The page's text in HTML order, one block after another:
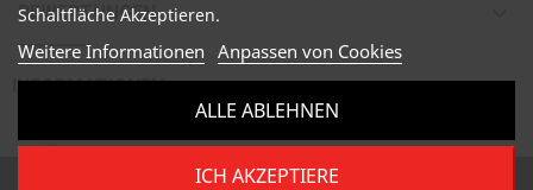
BEWERTUNGEN
INFORMATIONEN 
Schaltfläche Akzeptieren.
Weitere Informationen Anpassen von Cookies
ALLE ABLEHNEN
ICH AKZEPTIERE